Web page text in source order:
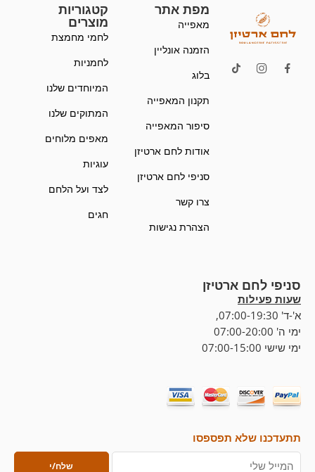
מפת אתר
מאפייה
הזמנה אונליין
בלוג
תקנון המאפייה
סיפור המאפייה
אודות לחם ארטיזן
סניפי לחם ארטיזן
צרו קשר
הצהרת נגישות
קטגוריות
מוצרים
לחמי מחמצת
לחמניות
המיוחדים שלנו
המתוקים שלנו
מאפים מלוחים
עוגיות
לצד ועל הלחם
חגים
סניפי לחם ארטיזן
שעות פעילות
א'-ד' 07:00-19:30,
ימי ה' 07:00-20:00
ימי שישי 07:00-15:00
תתעדכנו שלא תפספסו